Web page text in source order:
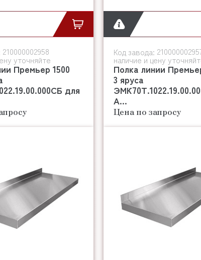
210000002958
уточняйте
Премьер 1500
для
Код завода:
наличие и цену
Полка линии
3 яруса
А...
Цена по запросу